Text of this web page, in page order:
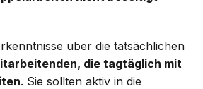
über die tatsächlichen
die tagtäglich mit
. Sie sollten aktiv in die